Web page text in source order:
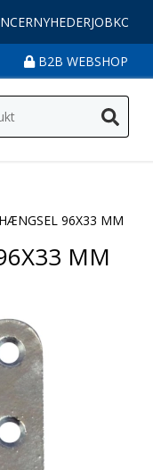
NYHEDERJOB
B2B WEBSHOP
96X33 MM
MM